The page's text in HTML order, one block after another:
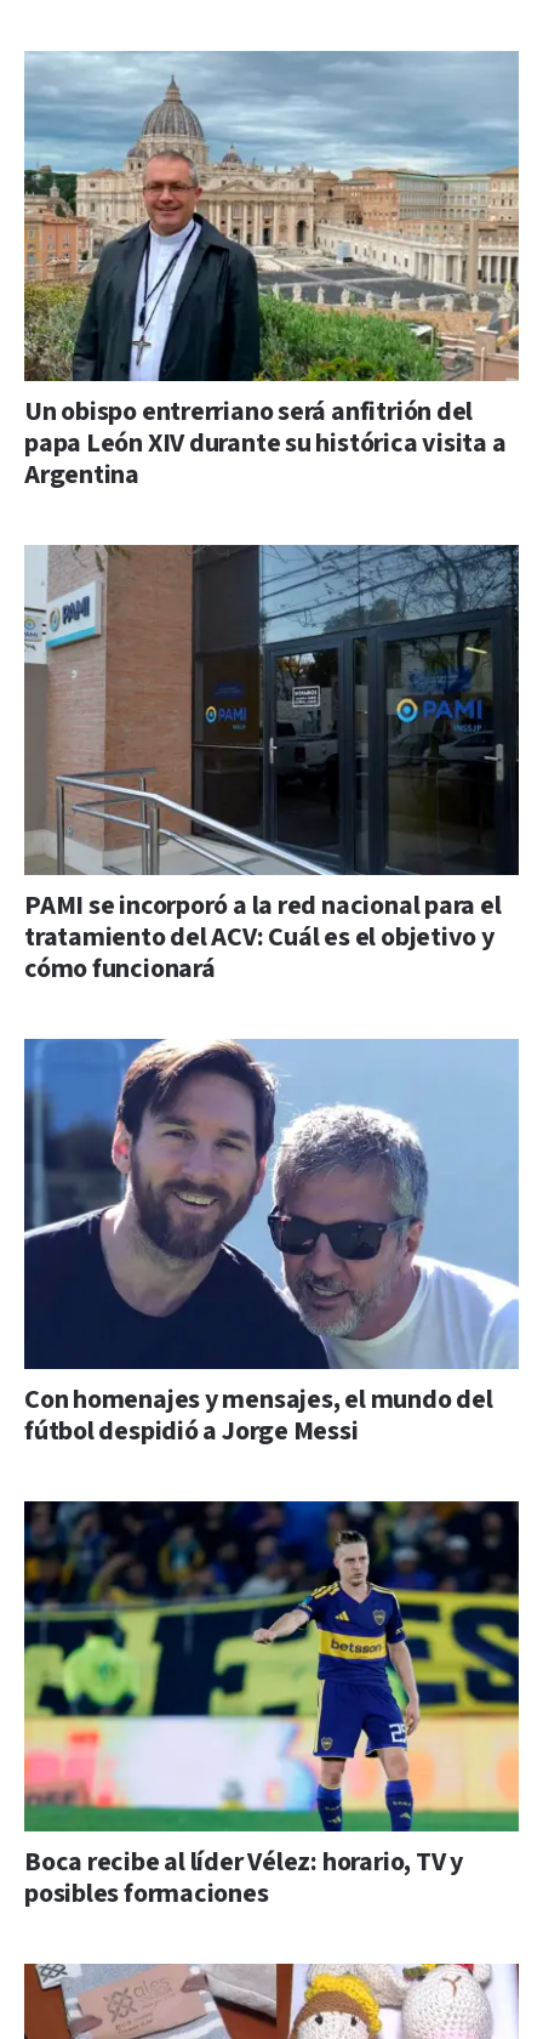
Un obispo entrerriano será anfitrión del
papa León XIV durante su histórica visita a
Argentina
PAMI se incorporó a la red nacional para el
tratamiento del ACV: Cuál es el objetivo y
cómo funcionará
Con homenajes y mensajes, el mundo del
fútbol despidió a Jorge Messi
Boca recibe al líder Vélez: horario, TV y
posibles formaciones